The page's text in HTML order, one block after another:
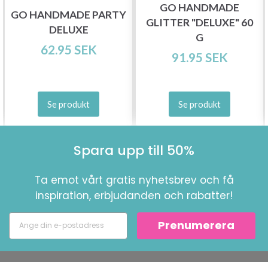
GO HANDMADE PARTY
DELUXE
62.95 SEK
Se produkt
GO HANDMADE
GLITTER "DELUXE" 60
G
91.95 SEK
Se produkt
Spara upp till 50%
Ta emot vårt gratis nyhetsbrev och få
inspiration, erbjudanden och rabatter!
Prenumerera
Spara upp till 50%!
Bli en del av vår garn-gemenskap och få
stickmönster och specialerbjudanden!
Prenumerera
Nej tack